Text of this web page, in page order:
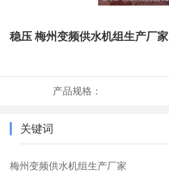
稳压 梅州变频供水机组生产厂家
产品规格：
关键词
梅州变频供水机组生产厂家